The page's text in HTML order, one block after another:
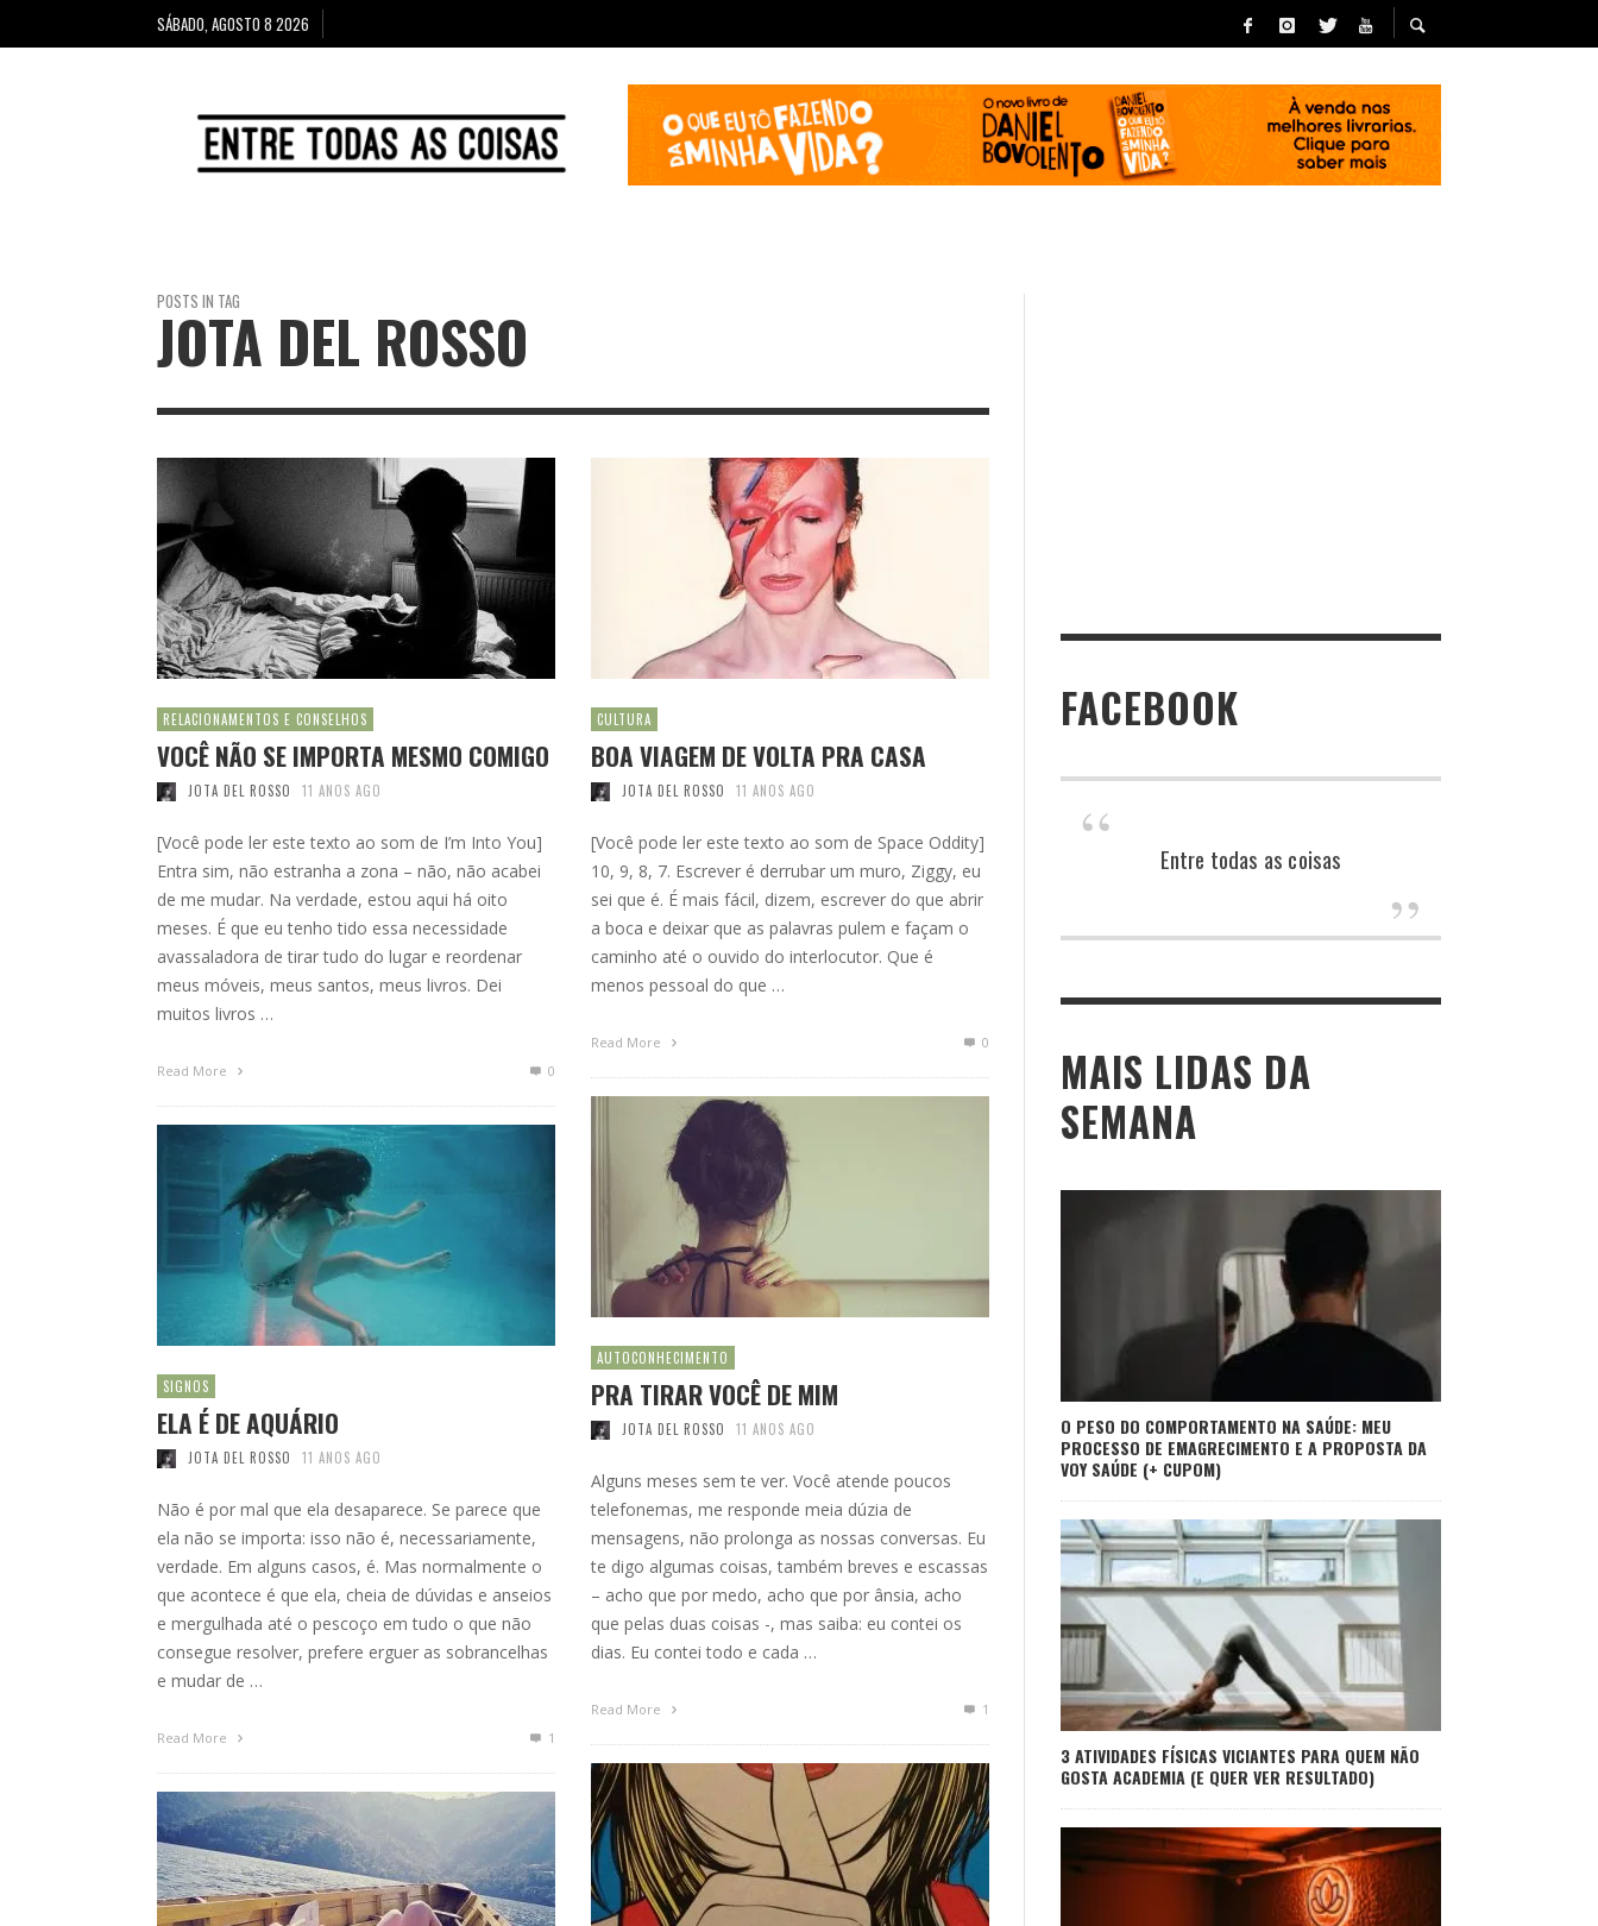
SÁBADO, AGOSTO 8 2026
POSTS IN TAG
JOTA DEL ROSSO
RELACIONAMENTOS E CONSELHOS
VOCÊ NÃO SE IMPORTA MESMO COMIGO
JOTA DEL ROSSO 11 ANOS AGO
[Você pode ler este texto ao som de I’m Into You]
Entra sim, não estranha a zona – não, não acabei
de me mudar. Na verdade, estou aqui há oito
meses. É que eu tenho tido essa necessidade
avassaladora de tirar tudo do lugar e reordenar
meus móveis, meus santos, meus livros. Dei
muitos livros …
Read More 0
CULTURA
BOA VIAGEM DE VOLTA PRA CASA
JOTA DEL ROSSO 11 ANOS AGO
[Você pode ler este texto ao som de Space Oddity]
10, 9, 8, 7. Escrever é derrubar um muro, Ziggy, eu
sei que é. É mais fácil, dizem, escrever do que abrir
a boca e deixar que as palavras pulem e façam o
caminho até o ouvido do interlocutor. Que é
menos pessoal do que …
Read More 0
AUTOCONHECIMENTO
PRA TIRAR VOCÊ DE MIM
JOTA DEL ROSSO 11 ANOS AGO
Alguns meses sem te ver. Você atende poucos
telefonemas, me responde meia dúzia de
mensagens, não prolonga as nossas conversas. Eu
te digo algumas coisas, também breves e escassas
– acho que por medo, acho que por ânsia, acho
que pelas duas coisas -, mas saiba: eu contei os
dias. Eu contei todo e cada …
Read More 1
SIGNOS
ELA É DE AQUÁRIO
JOTA DEL ROSSO 11 ANOS AGO
Não é por mal que ela desaparece. Se parece que
ela não se importa: isso não é, necessariamente,
verdade. Em alguns casos, é. Mas normalmente o
que acontece é que ela, cheia de dúvidas e anseios
e mergulhada até o pescoço em tudo o que não
consegue resolver, prefere erguer as sobrancelhas
e mudar de …
Read More 1
FACEBOOK
Entre todas as coisas
MAIS LIDAS DA
SEMANA
O PESO DO COMPORTAMENTO NA SAÚDE: MEU
PROCESSO DE EMAGRECIMENTO E A PROPOSTA DA
VOY SAÚDE (+ CUPOM)
3 ATIVIDADES FÍSICAS VICIANTES PARA QUEM NÃO
GOSTA ACADEMIA (E QUER VER RESULTADO)